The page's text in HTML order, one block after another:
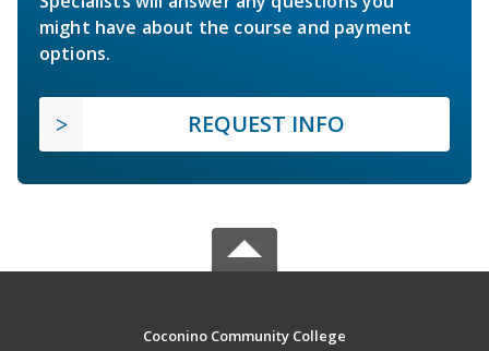
might have about the course and payment
options.
REQUEST INFO
Coconino Community College